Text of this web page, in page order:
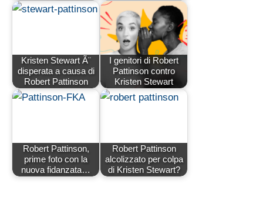
Kristen Stewart Ã¨
disperata a causa di
Robert Pattinson
I genitori di Robert
Pattinson contro
Kristen Stewart
Robert Pattinson,
prime foto con la
nuova fidanzata…
Robert Pattinson
alcolizzato per colpa
di Kristen Stewart?